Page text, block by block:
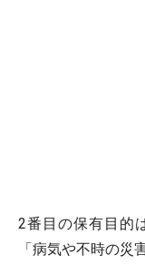
2番目の保有目的
「病気や不時の災